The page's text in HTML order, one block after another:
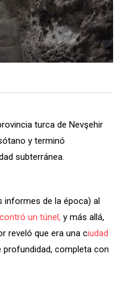
turca de Nevşehir
y terminó
subterránea.
informes de la época) al
un túnel, y más allá,
reveló que era una ciudad
profundidad, completa con